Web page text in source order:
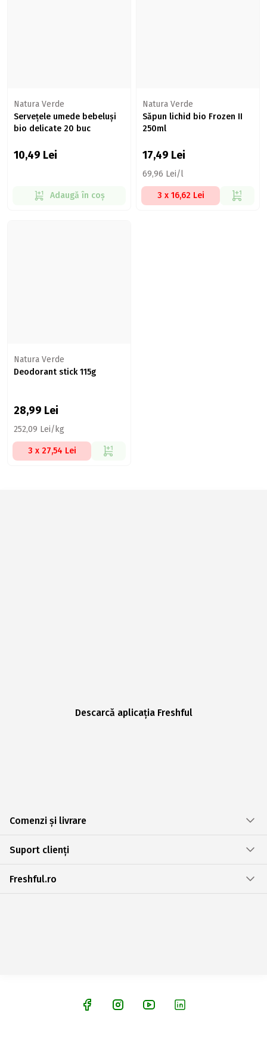
Natura Verde
Servețele umede bebeluși
bio delicate 20 buc
10,49 Lei
Adaugă în coș
Natura Verde
Săpun lichid bio Frozen II
250ml
17,49 Lei
69,96 Lei/l
3 x 16,62 Lei
Natura Verde
Deodorant stick 115g
28,99 Lei
252,09 Lei/kg
3 x 27,54 Lei
Descarcă aplicația Freshful
Comenzi și livrare
Suport clienți
Freshful.ro